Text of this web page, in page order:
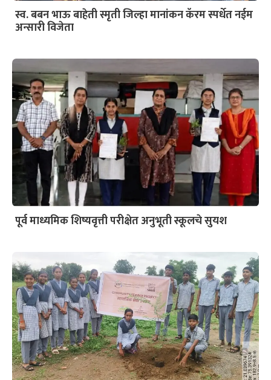
स्व. बबन भाऊ बाहेती स्मृती जिल्हा मानांकन कॅरम स्पर्धेत नईम
अन्सारी विजेता
पूर्व माध्यमिक शिष्यवृत्ती परीक्षेत अनुभूती स्कूलचे सुयश